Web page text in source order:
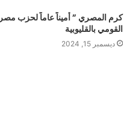
كرم المصري ” أميناً عاماً لحزب مصر
القومي بالقليوبية
ديسمبر 15, 2024